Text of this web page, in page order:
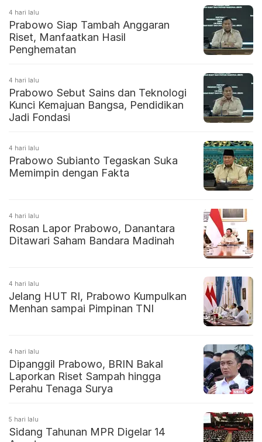
4 hari lalu
Prabowo Siap Tambah Anggaran
Riset, Manfaatkan Hasil
Penghematan
4 hari lalu
Prabowo Sebut Sains dan Teknologi
Kunci Kemajuan Bangsa, Pendidikan
Jadi Fondasi
4 hari lalu
Prabowo Subianto Tegaskan Suka
Memimpin dengan Fakta
4 hari lalu
Rosan Lapor Prabowo, Danantara
Ditawari Saham Bandara Madinah
4 hari lalu
Jelang HUT RI, Prabowo Kumpulkan
Menhan sampai Pimpinan TNI
4 hari lalu
Dipanggil Prabowo, BRIN Bakal
Laporkan Riset Sampah hingga
Perahu Tenaga Surya
5 hari lalu
Sidang Tahunan MPR Digelar 14